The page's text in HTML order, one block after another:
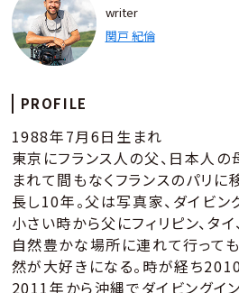
writer
関戸 紀倫
PROFILE
1988年7月6日生まれ
東京にフランス人の父、日本人の
まれて間もなくフランスのパリに
長し10年。父は写真家、ダイビン
小さい時から父にフィリピン、タ
自然豊かな場所に連れて行って
然が大好きになる。時が経ち
2011年から沖縄でダイビングイ